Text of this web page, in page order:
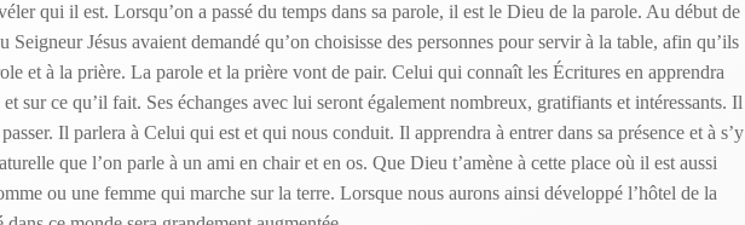
qui il est. Lorsqu’on a passé du temps dans sa parole, il est le Dieu de la parole. Au début de
Seigneur Jésus avaient demandé qu’on choisisse des personnes pour servir à la table, afin qu’ils
et à la prière. La parole et la prière vont de pair. Celui qui connaît les Écritures en apprendra
sur ce qu’il fait. Ses échanges avec lui seront également nombreux, gratifiants et intéressants. Il
Il parlera à Celui qui est et qui nous conduit. Il apprendra à entrer dans sa présence et à s’y
que l’on parle à un ami en chair et en os. Que Dieu t’amène à cette place où il est aussi
ou une femme qui marche sur la terre. Lorsque nous aurons ainsi développé l’hôtel de la